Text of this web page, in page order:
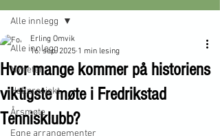
Alle innlegg
Nyheter
Hallprosjekt
Årsmøte
Egne arrangementer
Alle innlegg
Hvor mange kommer på historiens
viktigste møte i Fredrikstad
Tennisklubb?
Erling Omvik
16. sep. 2025 1 min lesing